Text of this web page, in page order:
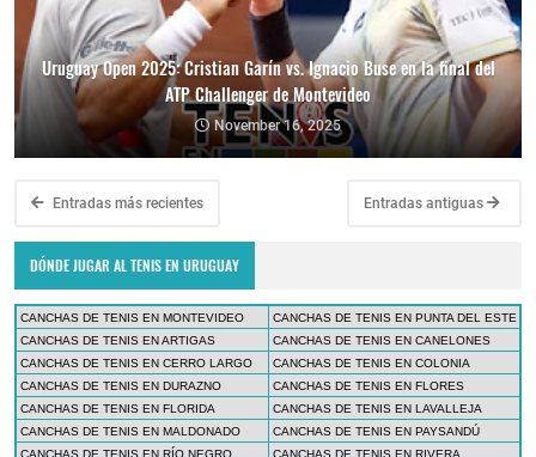
Uruguay Open 2025: Cristian Garín vs. Ignacio Buse en la final del
ATP Challenger de Montevideo
November 16, 2025
Entradas más recientes Entradas antiguas
DÓNDE JUGAR AL TENIS EN URUGUAY
CANCHAS DE TENIS EN MONTEVIDEO
CANCHAS DE TENIS EN PUNTA DEL ESTE
CANCHAS DE TENIS EN ARTIGAS
CANCHAS DE TENIS EN CANELONES
CANCHAS DE TENIS EN CERRO LARGO
CANCHAS DE TENIS EN COLONIA
CANCHAS DE TENIS EN DURAZNO
CANCHAS DE TENIS EN FLORES
CANCHAS DE TENIS EN FLORIDA
CANCHAS DE TENIS EN LAVALLEJA
CANCHAS DE TENIS EN MALDONADO
CANCHAS DE TENIS EN PAYSANDÚ
CANCHAS DE TENIS EN RÍO NEGRO
CANCHAS DE TENIS EN RIVERA